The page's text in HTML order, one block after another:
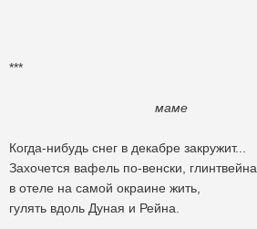
***
маме
Когда-нибудь снег в декабре закружит...
Захочется вафель по-венски, глинтвейна,
в отеле на самой окраине жить,
гулять вдоль Дуная и Рейна.